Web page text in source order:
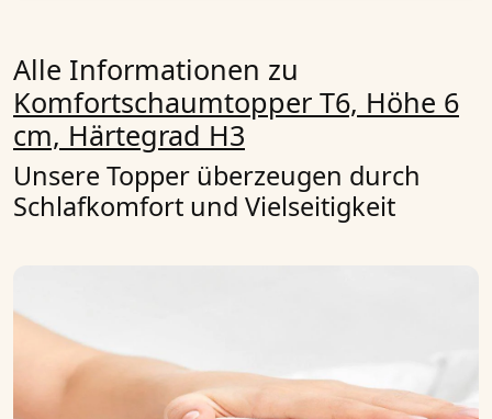
Alle Informationen zu
Komfortschaumtopper T6, Höhe 6
cm, Härtegrad H3
Unsere Topper überzeugen durch
Schlafkomfort und Vielseitigkeit